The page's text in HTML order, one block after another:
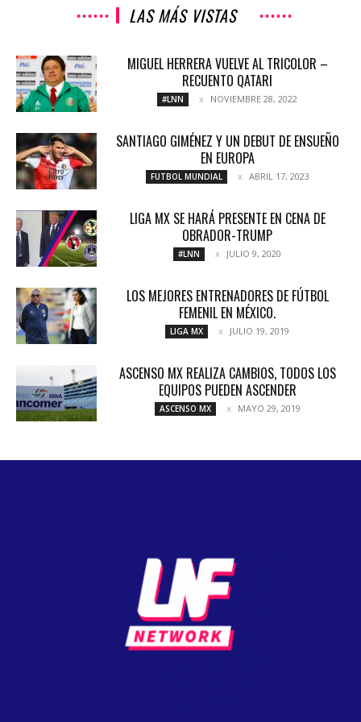
LAS MÁS VISTAS
MIGUEL HERRERA VUELVE AL TRICOLOR –
RECUENTO QATARI
#LNN NOVIEMBRE 28, 2022
SANTIAGO GIMÉNEZ Y UN DEBUT DE ENSUEÑO
EN EUROPA
FUTBOL MUNDIAL ABRIL 17, 2023
LIGA MX SE HARÁ PRESENTE EN CENA DE
OBRADOR-TRUMP
#LNN JULIO 9, 2020
LOS MEJORES ENTRENADORES DE FÚTBOL
FEMENIL EN MÉXICO.
LIGA MX JULIO 19, 2019
ASCENSO MX REALIZA CAMBIOS, TODOS LOS
EQUIPOS PUEDEN ASCENDER
ASCENSO MX MAYO 29, 2019